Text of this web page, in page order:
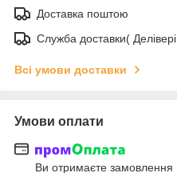
Доставка поштою
Служба доставки(
Всі умови доставки
Умови оплати
Ви отримаєте замовлення